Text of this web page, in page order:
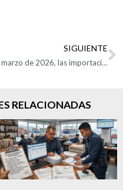
SIGUIENTE
En marzo de 2026, las importaciones crecieron 11,1%
RELACIONADAS